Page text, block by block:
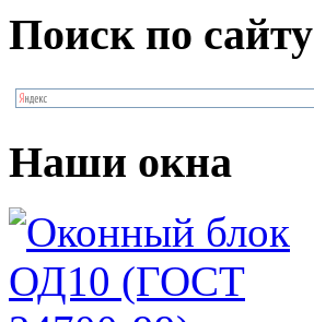
Поиск по сайту
Наши окна